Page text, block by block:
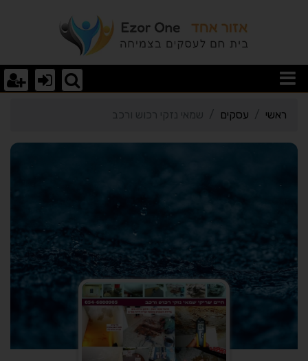
פרטי כרטיס העסק שמאי
ראשי עסקים שמאי נזקי רכוש ורכב